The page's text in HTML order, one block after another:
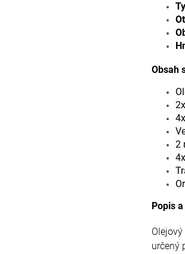
Obsah
2
Popis
určený